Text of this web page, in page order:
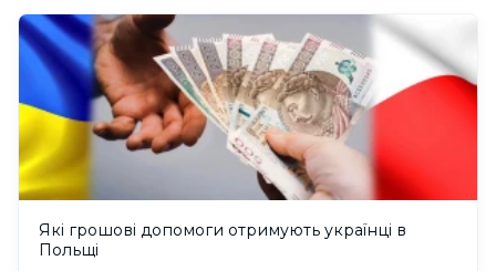
Які грошові допомоги отримують українці в
Польщі